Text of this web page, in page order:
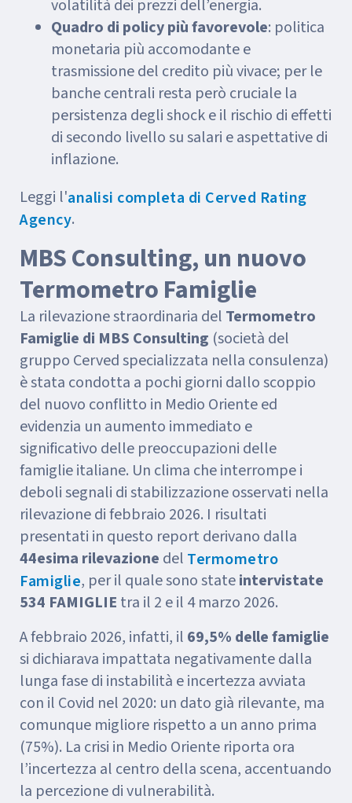
volatilità dei prezzi dell’energia.
Quadro di policy più favorevole: politica
monetaria più accomodante e
trasmissione del credito più vivace; per le
banche centrali resta però cruciale la
persistenza degli shock e il rischio di effetti
di secondo livello su salari e aspettative di
inflazione.
Leggi l'analisi completa di Cerved Rating
Agency.
MBS Consulting, un nuovo
Termometro Famiglie
La rilevazione straordinaria del Termometro
Famiglie di MBS Consulting (società del
gruppo Cerved specializzata nella consulenza)
è stata condotta a pochi giorni dallo scoppio
del nuovo conflitto in Medio Oriente ed
evidenzia un aumento immediato e
significativo delle preoccupazioni delle
famiglie italiane. Un clima che interrompe i
deboli segnali di stabilizzazione osservati nella
rilevazione di febbraio 2026. I risultati
presentati in questo report derivano dalla
44esima rilevazione del Termometro
Famiglie, per il quale sono stateintervistate
534 FAMIGLIE tra il 2 e il 4 marzo 2026.
A febbraio 2026, infatti, il 69,5% delle famiglie
si dichiarava impattata negativamente dalla
lunga fase di instabilità e incertezza avviata
con il Covid nel 2020: un dato già rilevante, ma
comunque migliore rispetto a un anno prima
(75%). La crisi in Medio Oriente riporta ora
l’incertezza al centro della scena, accentuando
la percezione di vulnerabilità.